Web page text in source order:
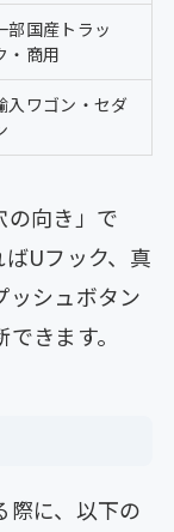
部国産トラッ
・商用
入ワゴン・セダ
の向き」で
Uフック、真
ッシュボタン
きます。
際に、以下の